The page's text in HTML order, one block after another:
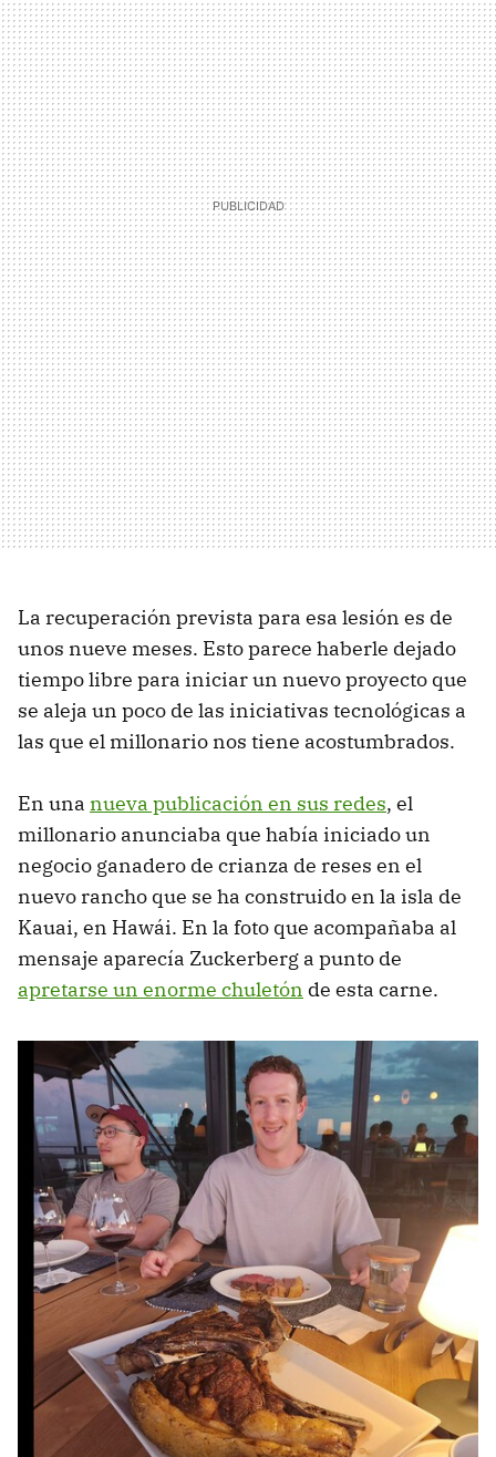
La recuperación prevista para esa lesión es de
unos nueve meses. Esto parece haberle dejado
tiempo libre para iniciar un nuevo proyecto que
se aleja un poco de las iniciativas tecnológicas a
las que el millonario nos tiene acostumbrados.
En una nueva publicación en sus redes, el
millonario anunciaba que había iniciado un
negocio ganadero de crianza de reses en el
nuevo rancho que se ha construido en la isla de
Kauai, en Hawái. En la foto que acompañaba al
mensaje aparecía Zuckerberg a punto de
apretarse un enorme chuletón de esta carne.